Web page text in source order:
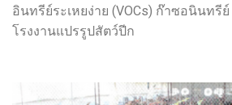
อินทรีย์ระเหยง่าย (VOCs) ก๊าซอนินทรีย์
โรงงานแปรรูปสัตว์ปีก